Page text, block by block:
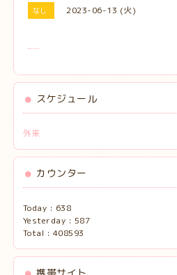
なし 2023-06-13 (火)
スケジュール
外来
カウンター
Today : 638
Yesterday : 587
Total : 408593